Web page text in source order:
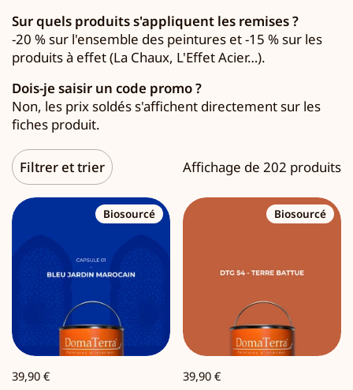
Sur quels produits s'appliquent les remises ?
-20 % sur l'ensemble des peintures et -15 % sur les
produits à effet (La Chaux, L'Effet Acier…).
Dois-je saisir un code promo ?
Non, les prix soldés s'affichent directement sur les
fiches produit.
Filtrer et trier Affichage de 202 produits
39,90 €
Biosourcé
39,90 €
Biosourcé